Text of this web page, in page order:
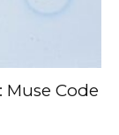
Muse Code